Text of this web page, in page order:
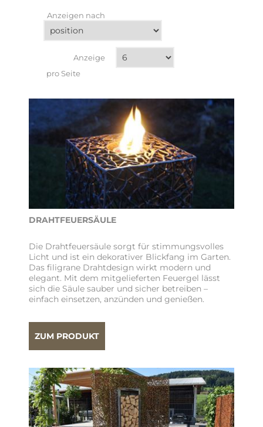
Anzeigen nach
Anzeige
pro Seite
DRAHTFEUERSÄULE
Die Drahtfeuersäule sorgt für stimmungsvolles
Licht und ist ein dekorativer Blickfang im Garten.
Das filigrane Drahtdesign wirkt modern und
elegant. Mit dem mitgelieferten Feuergel lässt
sich die Säule sauber und sicher betreiben –
einfach einsetzen, anzünden und genießen.
ZUM PRODUKT